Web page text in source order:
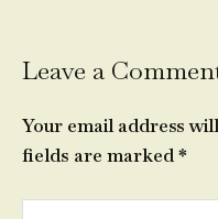
Leave a
Your email address
fields are marked*